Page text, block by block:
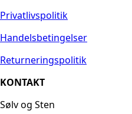
Privatlivspolitik
Handelsbetingelser
Returneringspolitik
KONTAKT
Sølv og Sten